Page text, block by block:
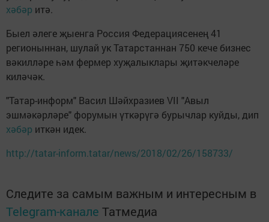
хәбәр итә.
Быел әлеге җыенга Россия Федерациясенең 41
регионыннан, шулай ук Татарстаннан 750 кече бизнес
вәкилләре һәм фермер хуҗалыклары җитәкчеләре
киләчәк.
"Татар-информ" Васил Шәйхразиев VII "Авыл
эшмәкәрләре" форумын үткәрүгә бурычлар куйды, дип
хәбәр иткән идек.
http://tatar-inform.tatar/news/2018/02/26/158733/
Следите за самым важным и интересным в
Telegram-канале Татмедиа